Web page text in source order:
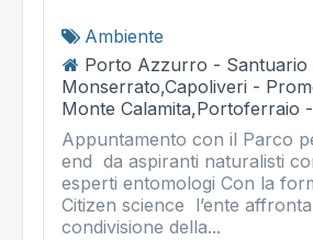
Ambiente
Porto Azzurro - Santuario
Monserrato,Capoliveri -
Monte Calamita,Portoferraio
Appuntamento con il Parco
end da aspiranti naturalisti
esperti entomologi Con la
Citizen science l’ente
condivisione della...